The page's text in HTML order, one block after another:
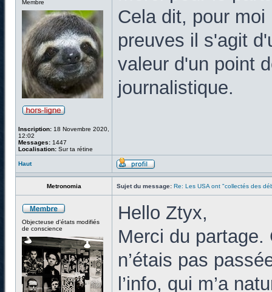
Membre
Inscription: 18 Novembre 2020,
12:02
Messages: 1447
Localisation: Sur ta rétine
Cela dit, pour
preuves il s'agit
valeur d'un point
journalistique.
Haut
Metronomia Sujet du message: Re: Les USA ont "collectés des
Objecteuse d'états modifiés
de conscience
Hello Ztyx,
Merci du
n’étais pas
l’info, qui m’a